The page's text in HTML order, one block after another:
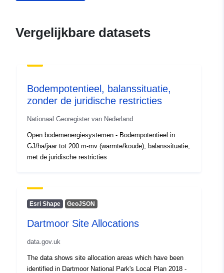
July 2026
Ruimtelijk:
Soort: Polygon
bdcb6e02958e
Vergelijkbare datasets
Bodempotentieel, balanssituatie,
zonder de juridische restricties
Nationaal Georegister van Nederland
Open bodemenergiesystemen - Bodempotentieel in
GJ/ha/jaar tot 200 m-mv (warmte/koude), balanssituatie,
met de juridische restricties
Esri Shape GeoJSON
Dartmoor Site Allocations
data.gov.uk
The data shows site allocation areas which have been
identified in Dartmoor National Park's Local Plan 2018 -